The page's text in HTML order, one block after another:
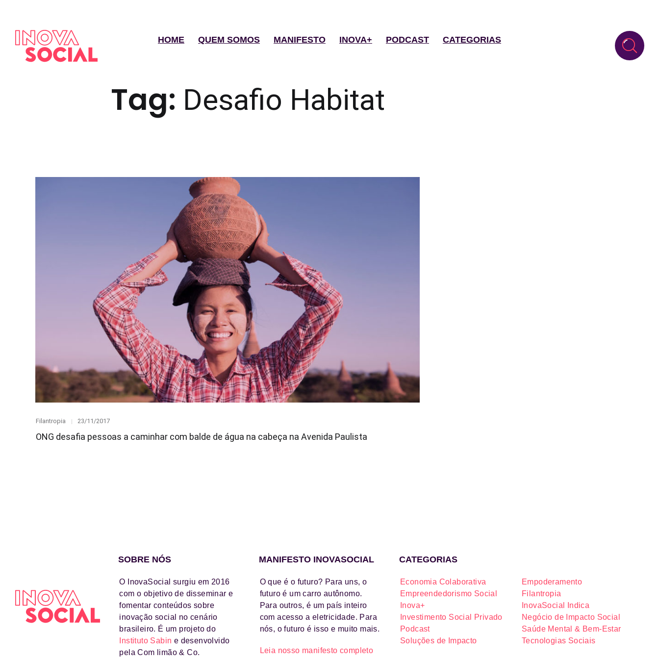
HOME QUEM SOMOS MANIFESTO INOVA+ PODCAST CATEGORIAS
Tag: Desafio Habitat
Category
Filantropia
Posted
23/11/2017
ONG desafia pessoas a caminhar com balde de água na cabeça na Avenida Paulista
SOBRE NÓS
O InovaSocial surgiu em 2016
com o objetivo de disseminar e
fomentar conteúdos sobre
inovação social no cenário
brasileiro. É um projeto do
Instituto Sabin e desenvolvido
pela Com limão & Co.
MANIFESTO INOVASOCIAL
O que é o futuro? Para uns, o
futuro é um carro autônomo.
Para outros, é um país inteiro
com acesso a eletricidade. Para
nós, o futuro é isso e muito mais.
Leia nosso manifesto completo
CATEGORIAS
Economia Colaborativa
Empoderamento
Empreendedorismo Social
Filantropia
Inova+
InovaSocial Indica
Investimento Social Privado
Negócio de Impacto Social
Podcast
Saúde Mental & Bem-Estar
Soluções de Impacto
Tecnologias Sociais